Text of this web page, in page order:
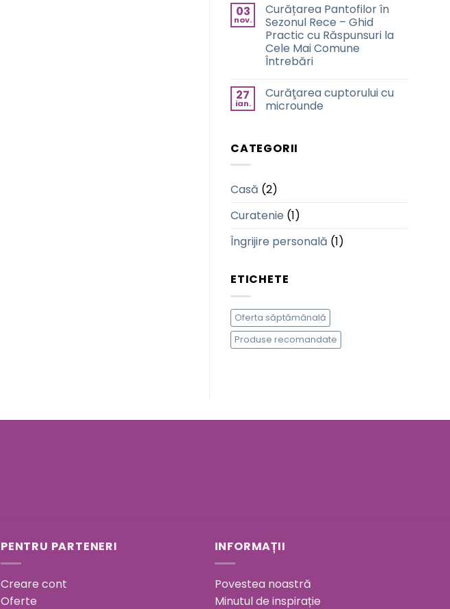
la
Maximizați
Hidratarea
Pielii
în
Sezonul
Rece:
Tehnici
Esențiale
03
nov.
Curățarea Pantofilor în
Sezonul Rece – Ghid
Practic cu Răspunsuri la
Cele Mai Comune
Întrebări
la
Curățarea
Pantofilor
–
Ghid
Răspunsuri
la
Comune
27
ian.
Curăţarea cuptorului cu
microunde
Curăţarea
cuptorului
CATEGORII
Casă (2)
Curatenie (1)
Îngrijire personală (1)
ETICHETE
Oferta săptămânală
Produse recomandate
PENTRU PARTENERI
Creare cont
Oferte
INFORMAȚII
Povestea noastră
Minutul de inspirație